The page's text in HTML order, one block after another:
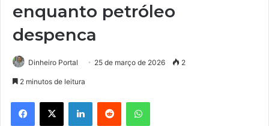
enquanto petróleo
despenca
Dinheiro Portal 25 de março de 2026 2
2 minutos de leitura
Facebook
X LinkedinReddit WhatsApp